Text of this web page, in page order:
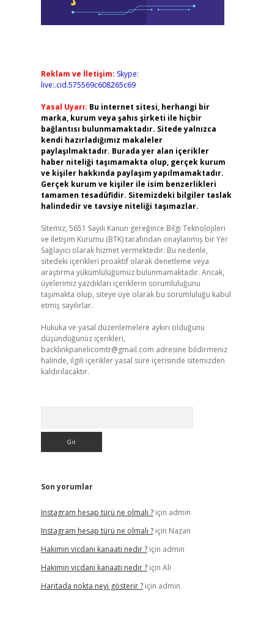
Reklam ve İletişim: Skype:
live:.cid.575569c608265c69
Yasal Uyarı: Bu internet sitesi, herhangi bir
marka, kurum veya şahıs şirketi ile hiçbir
bağlantısı bulunmamaktadır. Sitede yalnızca
kendi hazırladığımız makaleler
paylaşılmaktadır. Burada yer alan içerikler
haber niteliği taşımamakta olup, gerçek kurum
ve kişiler hakkında paylaşım yapılmamaktadır.
Gerçek kurum ve kişiler ile isim benzerlikleri
tamamen tesadüfidir. Sitemizdeki bilgiler taslak
halindedir ve tavsiye niteliği taşımazlar.
Sitemiz, 5651 Sayılı Kanun gereğince Bilgi Teknolojileri
ve İletişim Kurumu (BTK) tarafından onaylanmış bir Yer
Sağlayıcı olarak hizmet vermektedir. Bu nedenle,
sitedeki içerikleri proaktif olarak denetleme veya
araştırma yükümlülüğümüz bulunmamaktadır. Ancak,
üyelerimiz yazdıkları içeriklerin sorumluluğunu
taşımakta olup, siteye üye olarak bu sorumluluğu kabul
etmiş sayılırlar.
Hukuka ve yasal düzenlemelere aykırı olduğunu
düşündüğünüz içerikleri,
backlinkpanelicomtr@gmail.com adresine bildirmeniz
halinde, ilgili içerikler yasal süre içerisinde sitemizden
kaldırılacaktır.
Son yorumlar
Instagram hesap türü ne olmalı ?için admin
Instagram hesap türü ne olmalı ?için Nazan
Hakimin vicdani kanaati nedir ?için admin
Hakimin vicdani kanaati nedir ?için Ali
Haritada nokta neyi gösterir ?için admin